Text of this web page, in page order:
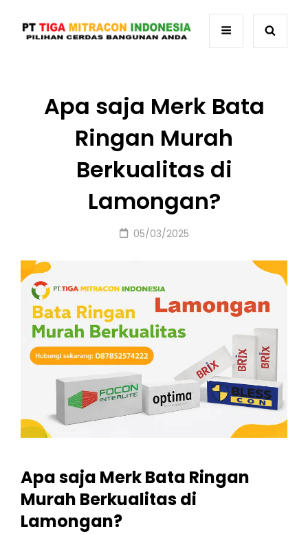
Apa saja Merk Bata
Ringan Murah
Berkualitas di
Lamongan?
Posted
05/03/2025
Apa saja Merk Bata Ringan
Murah Berkualitas di
Lamongan?